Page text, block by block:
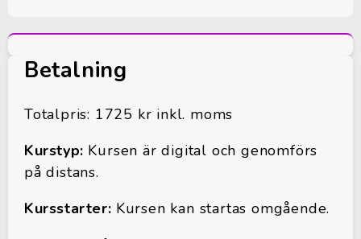
Betalning
Totalpris: 1725 kr inkl. moms
Kurstyp: Kursen är digital och genomförs
på distans.
Kursstarter: Kursen kan startas omgående.